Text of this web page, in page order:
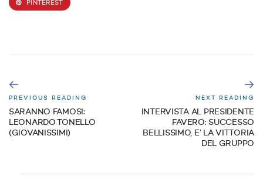
PINTEREST
PREVIOUS READING
SARANNO FAMOSI:
LEONARDO TONELLO
(GIOVANISSIMI)
NEXT READING
INTERVISTA AL PRESIDENTE
FAVERO: SUCCESSO
BELLISSIMO, E’ LA VITTORIA
DEL GRUPPO